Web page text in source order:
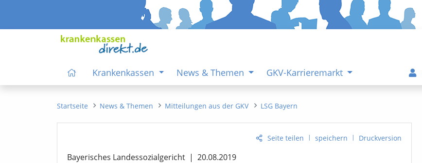
Krankenkassen News & Themen GKV-Karrieremarkt
Startseite News & Themen Mitteilungen aus der GKV LSG Bayern
Seite teilen | speichern | Druckversion
Bayerisches Landessozialgericht | 20.08.2019